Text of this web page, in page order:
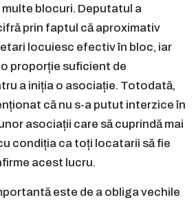
blocuri. Deputatul a
prin faptul că aproximativ
locuiesc efectiv în bloc, iar
proporție suficient de
a iniția o asociație. Totodată,
că nu s-a putut interzice în
asociații care să cuprindă mai
condiția ca toți locatarii să fie
acest lucru.
este de a obliga vechile